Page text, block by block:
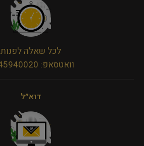
לכל שאלה לפנות
וואטסאפ: 0545940020
דוא״ל